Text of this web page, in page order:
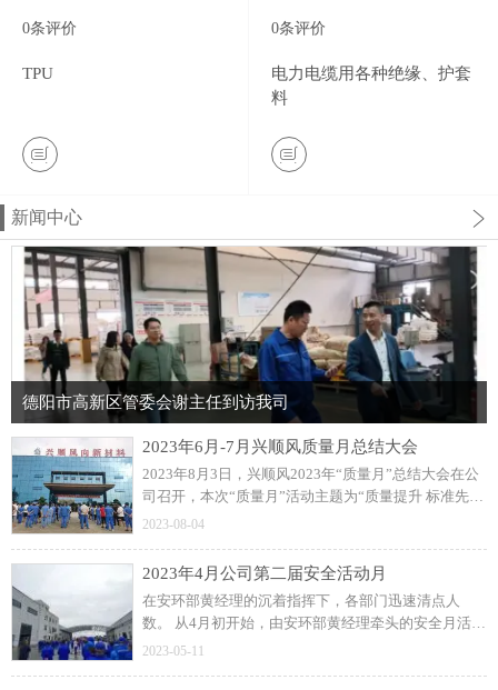
0条评价
TPU
0条评价
电力电缆用各种绝缘、护套
料
新闻中心
德阳市高新区管委会谢主任到访我司
2023年6月-7月兴顺风质量月总结大会
2023年8月3日，兴顺风2023年“质量月”总结大会在公
司召开，本次“质量月”活动主题为“质量提升 标准先
行“，从6月启动到7月，历时两个月圆满结束。二、6
2023-08-04
2023年4月公司第二届安全活动月
在安环部黄经理的沉着指挥下，各部门迅速清点人
数。 从4月初开始，由安环部黄经理牵头的安全月活动
有序开展，安全生产月动员大会、安全宣传画张贴、
2023-05-11